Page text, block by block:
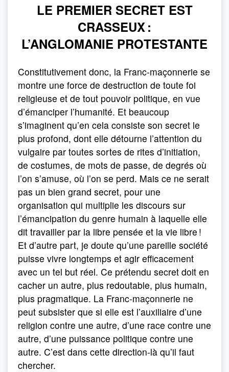
LE PREMIER SECRET EST
CRASSEUX :
L’ANGLOMANIE PROTESTANTE
Constitutivement donc, la Franc-maçonnerie se
montre une force de destruction de toute foi
religieuse et de tout pouvoir politique, en vue
d’émanciper l’humanité. Et beaucoup
s’imaginent qu’en cela consiste son secret le
plus profond, dont elle détourne l’attention du
vulgaire par toutes sortes de rites d’initiation,
de costumes, de mots de passe, de degrés où
l’on s’amuse, où l’on se perd. Mais ce ne serait
pas un bien grand secret, pour une
organisation qui multiplie les discours sur
l’émancipation du genre humain à laquelle elle
dit travailler par la libre pensée et la vie libre !
Et d’autre part, je doute qu’une pareille société
puisse vivre longtemps et agir efficacement
avec un tel but réel. Ce prétendu secret doit en
cacher un autre, plus redoutable, plus humain,
plus pragmatique. La Franc-maçonnerie ne
peut subsister que si elle est l’auxiliaire d’une
religion contre une autre, d’une race contre une
autre, d’une puissance politique contre une
autre. C’est dans cette direction-là qu’il faut
chercher.